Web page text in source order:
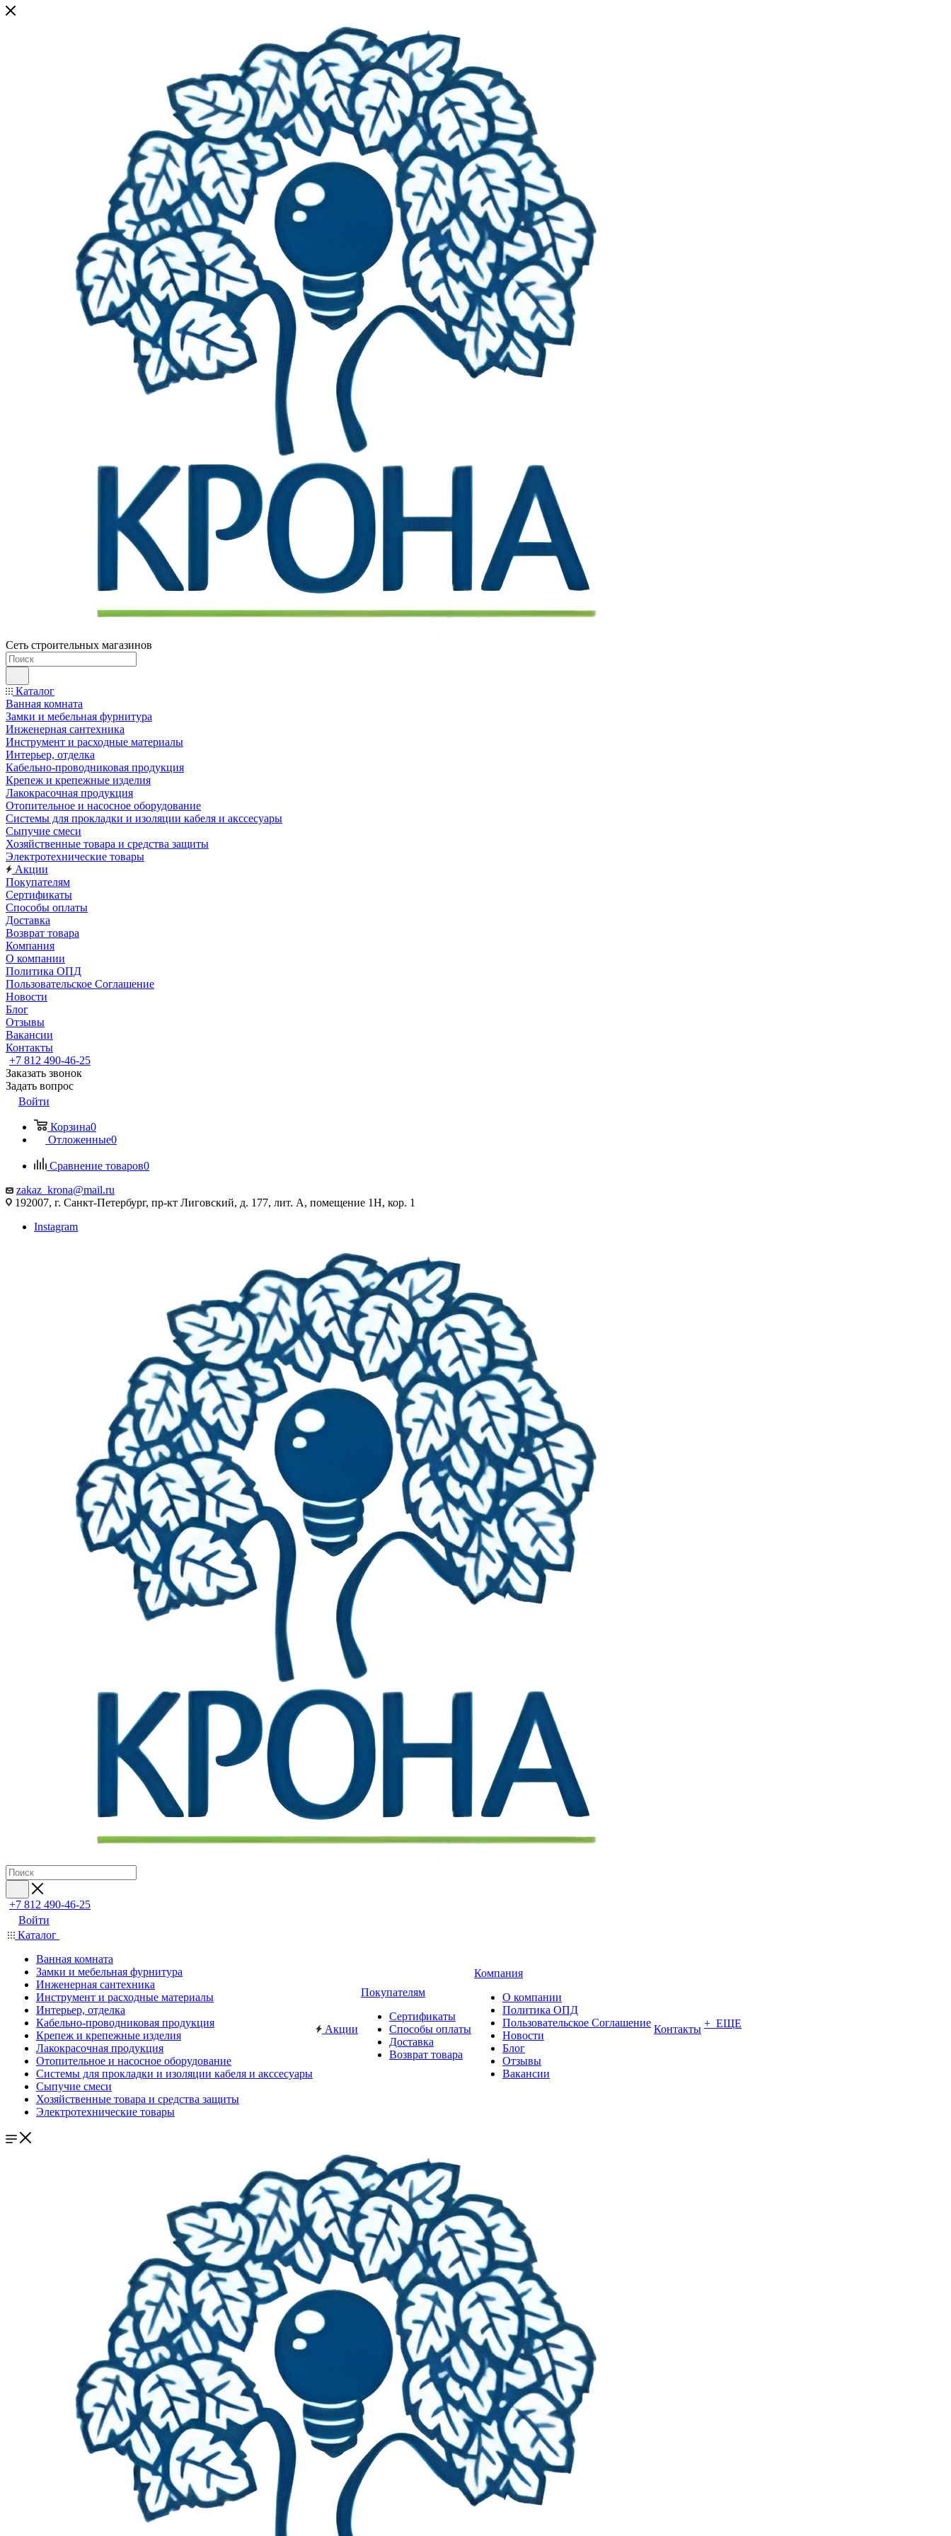
Сеть строительных магазинов
Каталог
Ванная комната
Замки и мебельная фурнитура
Инженерная сантехника
Инструмент и расходные материалы
Интерьер, отделка
Кабельно-проводниковая продукция
Крепеж и крепежные изделия
Лакокрасочная продукция
Отопительное и насосное оборудование
Системы для прокладки и изоляции кабеля и акссесуары
Сыпучие смеси
Хозяйственные товара и средства защиты
Электротехнические товары
Акции
Покупателям
Сертификаты
Способы оплаты
Доставка
Возврат товара
Компания
О компании
Политика ОПД
Пользовательское Соглашение
Новости
Блог
Отзывы
Вакансии
Контакты
+7 812 490-46-25
Заказать звонок
Задать вопрос
Войти
Корзина0
Отложенные0
Сравнение товаров0
zakaz_krona@mail.ru
192007, г. Санкт-Петербург, пр-кт Лиговский, д. 177, лит. А, помещение 1Н, кор. 1
Instagram
+7 812 490-46-25
Войти
Каталог
Ванная комната
Замки и мебельная фурнитура
Инженерная сантехника
Инструмент и расходные материалы
Интерьер, отделка
Кабельно-проводниковая продукция
Крепеж и крепежные изделия
Лакокрасочная продукция
Отопительное и насосное оборудование
Системы для прокладки и изоляции кабеля и акссесуары
Сыпучие смеси
Хозяйственные товара и средства защиты
Электротехнические товары
Акции
Покупателям
Сертификаты
Способы оплаты
Доставка
Возврат товара
Компания
О компании
Политика ОПД
Пользовательское Соглашение
Новости
Блог
Отзывы
Вакансии
Контакты + ЕЩЕ